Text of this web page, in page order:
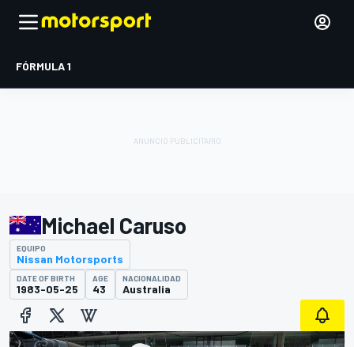
FÓRMULA 1
Michael Caruso
EQUIPO
Nissan Motorsports
DATE OF BIRTH
1983-05-25
AGE
43
NACIONALIDAD
Australia